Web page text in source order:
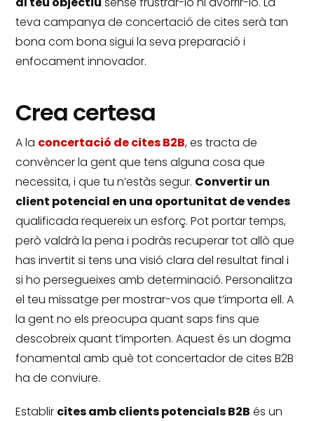
teva campanya de concertació de cites serà tan
bona com bona sigui la seva preparació i
enfocament innovador.
Crea certesa
A la concertació de cites B2B, es tracta de
convèncer la gent que tens alguna cosa que
necessita, i que tu n’estàs segur. Convertir un
client potencial en una oportunitat de vendes
qualificada requereix un esforç.Pot portar temps,
però valdrà la pena i podràs recuperar tot allò que
has invertit si tens una visió clara del resultat final i
si ho persegueixes amb determinació.Personalitza
el teu missatge per mostrar-vos que t’importa ell.A
la gent no els preocupa quant saps fins que
descobreix quant t’importen.Aquest és un dogma
fonamental amb què tot concertador de cites B2B
ha de conviure.
Establir cites amb clients potencials B2B és un